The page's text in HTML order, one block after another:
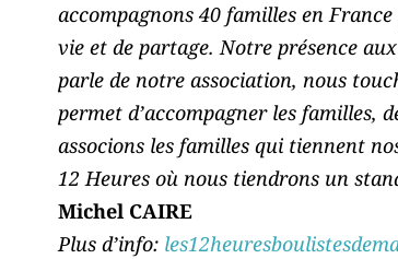
accompagnons 40 familles en
vie et de partage. Notre présence
parle de notre association, nous
permet d’accompagner les familles,
associons les familles qui tiennent
12 Heures où nous tiendrons un
Michel CAIRE
Plus d’info: